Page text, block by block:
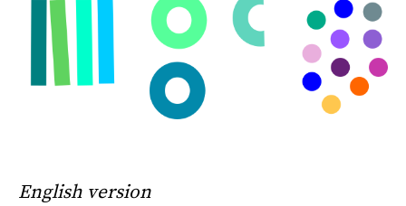
English version